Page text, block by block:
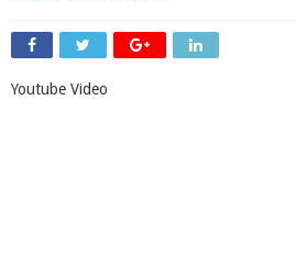
Youtube Video